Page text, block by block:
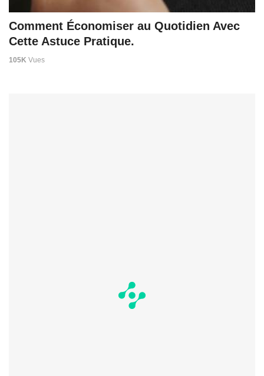
Comment Économiser au Quotidien Avec
Cette Astuce Pratique.
105K Vues